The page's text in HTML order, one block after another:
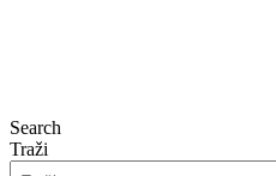
Search
Traži